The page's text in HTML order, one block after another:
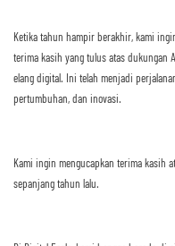
Ketika tahun hampir berakhir, kami
terima kasih yang tulus atas dukungan
elang digital. Ini telah menjadi
pertumbuhan, dan inovasi.
Kami ingin mengucapkan terima kasih
sepanjang tahun lalu.